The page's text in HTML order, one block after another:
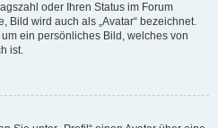
oder Ihren Status im Forum
Bild wird auch als „Avatar“ bezeichnet.
ein persönliches Bild, welches von
ist.